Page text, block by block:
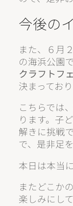
今後の
また、
６月
の海浜公園
クラフトフ
決まっており
こちらでは、
ります。子
解きに挑戦
で、是非足
本日は本当
またどこか
楽しみにし